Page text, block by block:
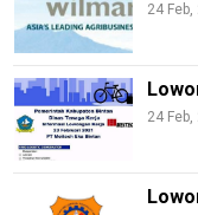
24 Feb,
24 Feb,
jawabarat
Guide
Money